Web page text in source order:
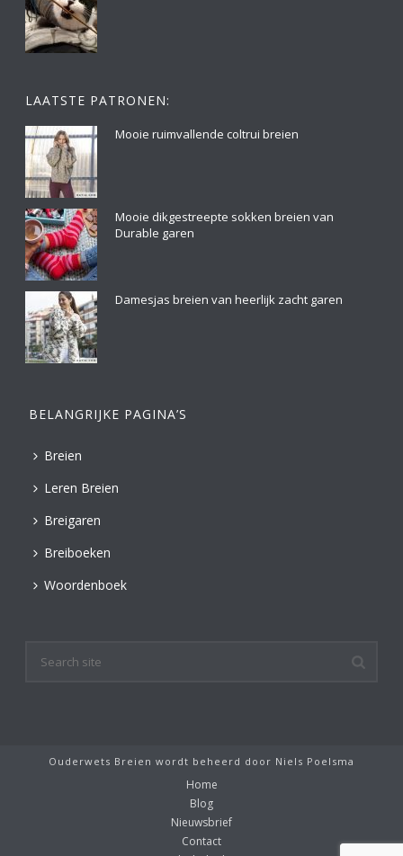
LAATSTE PATRONEN:
Mooie ruimvallende coltrui breien
Mooie dikgestreepte sokken breien van
Durable garen
Damesjas breien van heerlijk zacht garen
BELANGRIJKE PAGINA’S
Breien
Leren Breien
Breigaren
Breiboeken
Woordenboek
Ouderwets Breien wordt beheerd door Niels Poelsma
Home
Blog
Nieuwsbrief
Contact